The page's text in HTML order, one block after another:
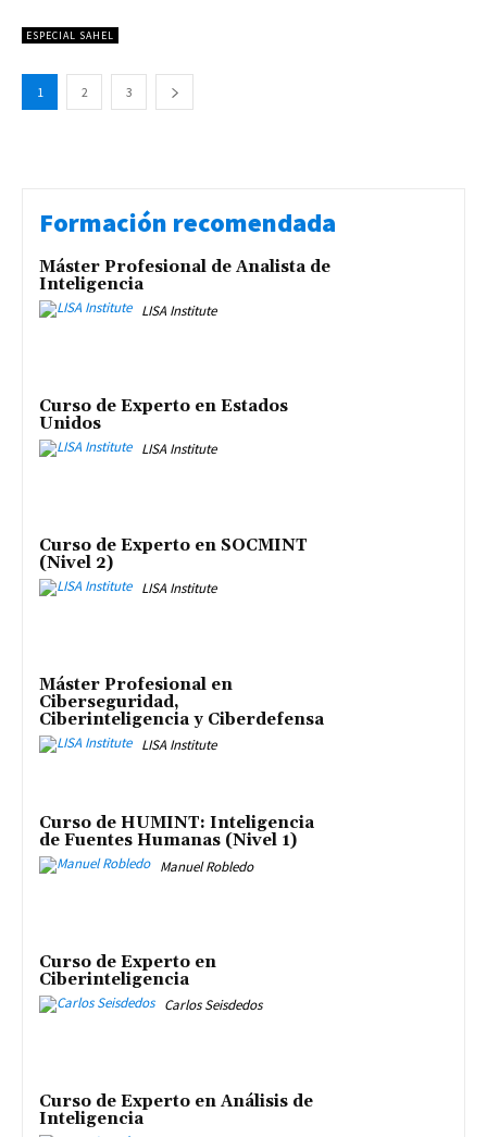
ESPECIAL SAHEL
1 2 3
Formación recomendada
Máster Profesional de Analista de
Inteligencia
LISA Institute
Curso de Experto en Estados
Unidos
LISA Institute
Curso de Experto en SOCMINT
(Nivel 2)
LISA Institute
Máster Profesional en
Ciberseguridad,
Ciberinteligencia y Ciberdefensa
LISA Institute
Curso de HUMINT: Inteligencia
de Fuentes Humanas (Nivel 1)
Manuel Robledo
Curso de Experto en
Ciberinteligencia
Carlos Seisdedos
Curso de Experto en Análisis de
Inteligencia